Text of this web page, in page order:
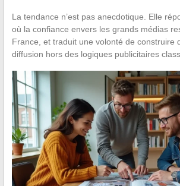
La tendance n’est pas anecdotique. Elle
où la confiance envers les grands médias
France, et traduit une volonté de construire
diffusion hors des logiques publicitaires